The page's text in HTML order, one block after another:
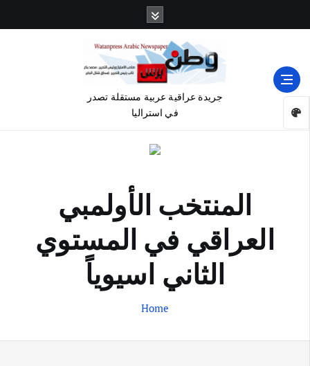
جريدة عراقية عربية مستقلة تصدر
في استراليا
المنتخب الأولمبي
العراقي في المستوي
الثاني اسيوياً
Home